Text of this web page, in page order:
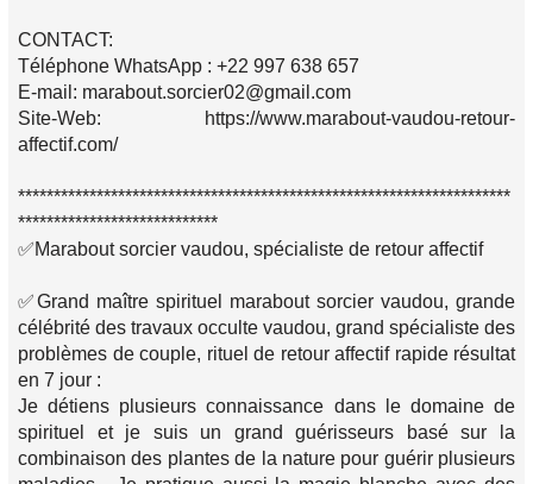
CONTACT:
Téléphone WhatsApp : +22 997 638 657
E-mail: marabout.sorcier02@gmail.com
Site-Web: https://www.marabout-vaudou-retour-
affectif.com/
*********************************************************************
****************************
✅Marabout sorcier vaudou, spécialiste de retour affectif
✅Grand maître spirituel marabout sorcier vaudou, grande
célébrité des travaux occulte vaudou, grand spécialiste des
problèmes de couple, rituel de retour affectif rapide résultat
en 7 jour :
Je détiens plusieurs connaissance dans le domaine de
spirituel et je suis un grand guérisseurs basé sur la
combinaison des plantes de la nature pour guérir plusieurs